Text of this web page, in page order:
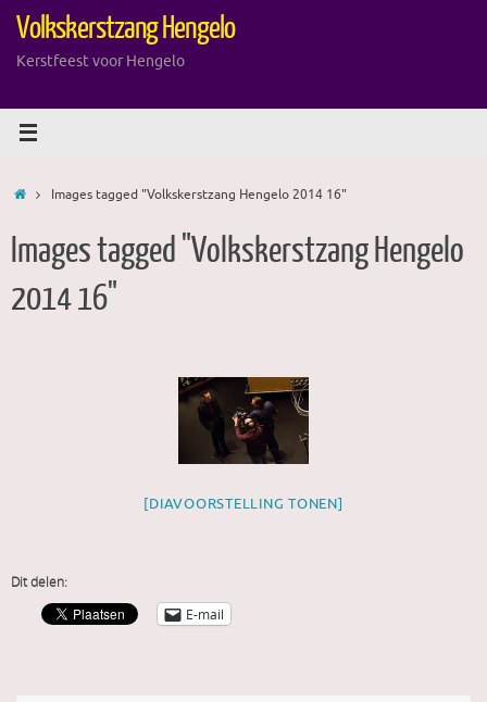
naarVolkskerstzang Hengelo
Kerstfeest voor Hengelo
HomeImages tagged "Volkskerstzang Hengelo 2014 16"
Images tagged "Volkskerstzang Hengelo
2014 16"
[DIAVOORSTELLING TONEN]
Dit delen:
E-mail